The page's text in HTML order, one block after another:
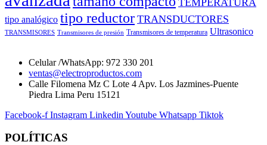
tipo analógico tipo reductor TRANSDUCTORES
TRANSMISORES Transmisores de presión Transmisores de temperatura Ultrasonico
Celular /WhatsApp: 972 330 201
ventas@electroproductos.com
Calle Filomena Mz C Lote 4 Apv. Los Jazmines-Puente
Piedra Lima Peru 15121
Facebook-f Instagram Linkedin Youtube Whatsapp Tiktok
POLÍTICAS